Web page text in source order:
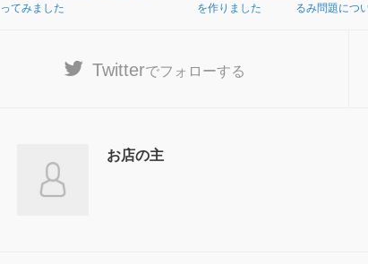
ってみました
を作りました
るみ問題につ
Twitterでフォローする
お店の主